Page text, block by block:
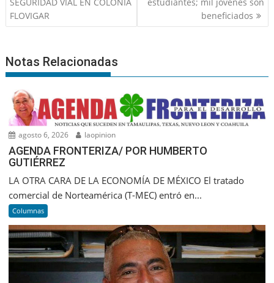
entradas
SEGURIDAD VIAL EN COLONIA
FLOVIGAR
estudiantes; mil jóvenes son
beneficiados
Notas Relacionadas
agosto 6, 2026 laopinion
AGENDA FRONTERIZA/ POR HUMBERTO
GUTIÉRREZ
LA OTRA CARA DE LA ECONOMÍA DE MÉXICO El tratado
comercial de Norteamérica (T-MEC) entró en...
Columnas